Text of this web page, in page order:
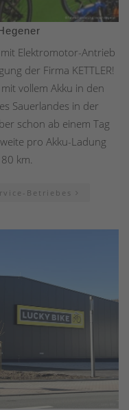
Elektromotor-Antrieb
der Firma KETTLER!
vollem Akku in den
Sauerlandes in der
schon ab einem Tag
pro Akku-Ladung
km.
Betriebes